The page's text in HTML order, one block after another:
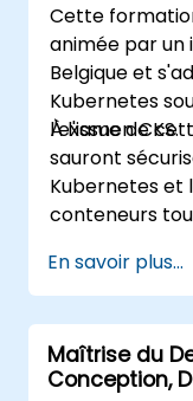
Cette
animée par un
Belgique et
Kubernetes
l'examen CKS.
À l'issue de
sauront
Kubernetes et
conteneurs
construction,
En savoir plus...
Maîtrise du
Conception,